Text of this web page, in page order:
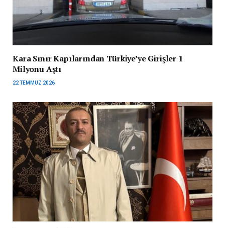
Kara Sınır Kapılarından Türkiye’ye Girişler 1
Milyonu Aştı
22 TEMMUZ 2026